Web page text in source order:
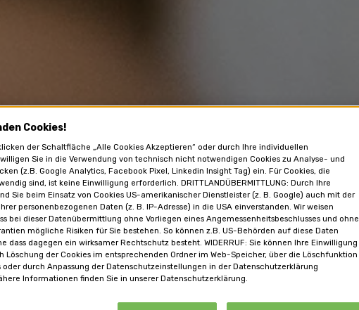
Cookies!
der Schaltfläche „Alle Cookies Akzeptieren“ oder durch Ihre individuellen
Sie in die Verwendung von technisch nicht notwendigen Cookies zu Analyse- und
(z.B. Google Analytics, Facebook Pixel, Linkedin Insight Tag) ein. Für Cookies, die
sind, ist keine Einwilligung erforderlich. DRITTLANDÜBERMITTLUNG: Durch Ihre
Sie beim Einsatz von Cookies US-amerikanischer Dienstleister (z. B. Google) auch mit der
personenbezogenen Daten (z. B. IP-Adresse) in die USA einverstanden. Wir weisen
bei dieser Datenübermittlung ohne Vorliegen eines Angemessenheitsbeschlusses und ohne
mögliche Risiken für Sie bestehen. So können z.B. US-Behörden auf diese Daten
dass dagegen ein wirksamer Rechtschutz besteht. WIDERRUF: Sie können Ihre Einwilligung
Löschung der Cookies im entsprechenden Ordner im Web-Speicher, über die Löschfunktion
oder durch Anpassung der Datenschutzeinstellungen in der Datenschutzerklärung
Informationen finden Sie in unserer Datenschutzerklärung.